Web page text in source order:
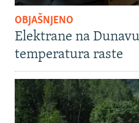
OBJAŠNJENO
Elektrane na
temperatura raste